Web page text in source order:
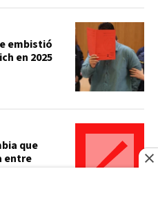
embistió
en 2025
que
entre